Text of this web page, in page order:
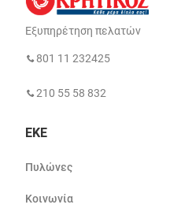
Εξυπηρέτηση πελατών
801 11 232425
210 55 58 832
ΕΚΕ
Πυλώνες
Κοινωνία